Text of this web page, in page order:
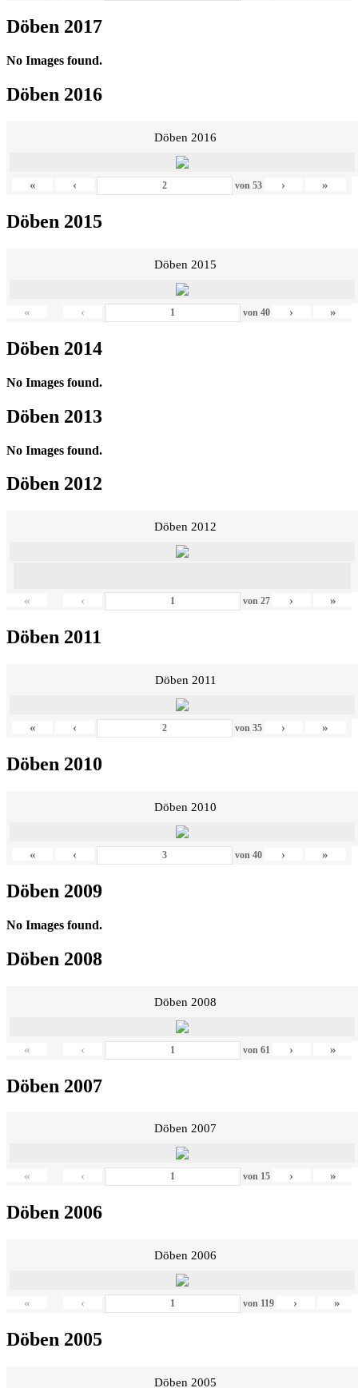
Döben 2017
No Images found.
Döben 2016
Döben 2016
« ‹ von 53 › »
Döben 2015
Döben 2015
« ‹ von 40 › »
Döben 2014
No Images found.
Döben 2013
No Images found.
Döben 2012
Döben 2012
« ‹ von 27 › »
Döben 2011
Döben 2011
« ‹ von 35 › »
Döben 2010
Döben 2010
« ‹ von 40 › »
Döben 2009
No Images found.
Döben 2008
Döben 2008
« ‹ von 61 › »
Döben 2007
Döben 2007
« ‹ von 15 › »
Döben 2006
Döben 2006
« ‹ von 119 › »
Döben 2005
Döben 2005